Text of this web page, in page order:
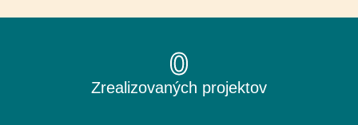
Zrealizovaných projektov
0